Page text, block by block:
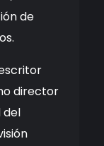
de
director